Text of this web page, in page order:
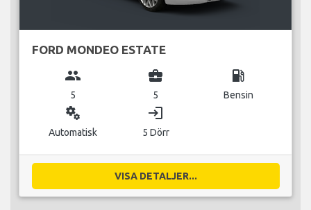
FORD MONDEO ESTATE
group
5
business_center
5
local_gas_station
Bensin
miscellaneous_services
Automatisk
login
5 Dörr
VISA DETALJER...